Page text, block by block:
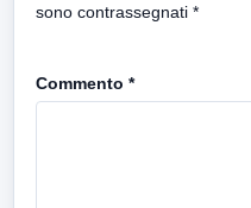
sono contrassegnati *
Commento *